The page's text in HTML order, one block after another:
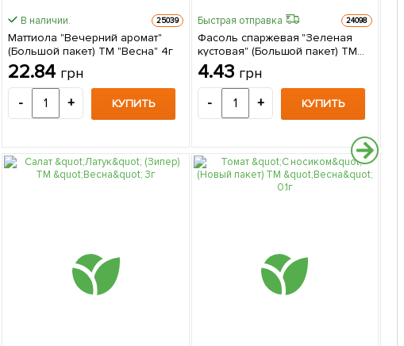
В наличии. 25039
Маттиола "Вечерний аромат"
(Большой пакет) ТМ "Весна" 4г
22.84 грн
- + КУПИТЬ
Быстрая отправка 24098
Фасоль спаржевая "Зеленая
кустовая" (Большой пакет) ТМ
"Весна" 5г
4.43 грн
- + КУПИТЬ